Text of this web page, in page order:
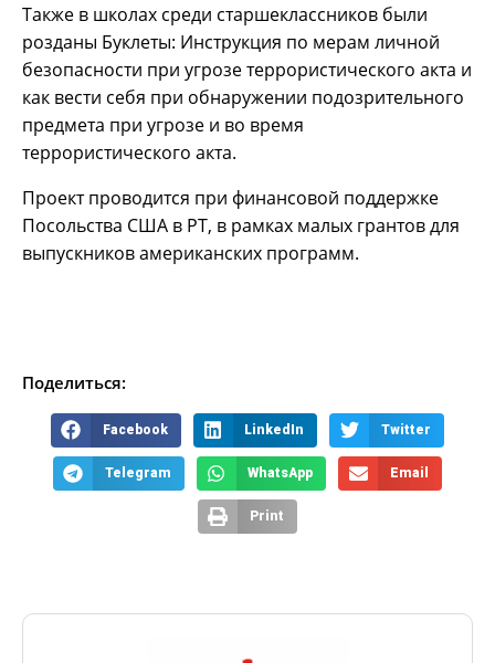
Также в школах среди старшеклассников были
розданы Буклеты: Инструкция по мерам личной
безопасности при угрозе террористического акта и
как вести себя при обнаружении подозрительного
предмета при угрозе и во время
террористического акта.
Проект проводится при финансовой поддержке
Посольства США в РТ, в рамках малых грантов для
выпускников американских программ.
Поделиться:
Facebook LinkedIn Twitter
Telegram WhatsApp Email
Print